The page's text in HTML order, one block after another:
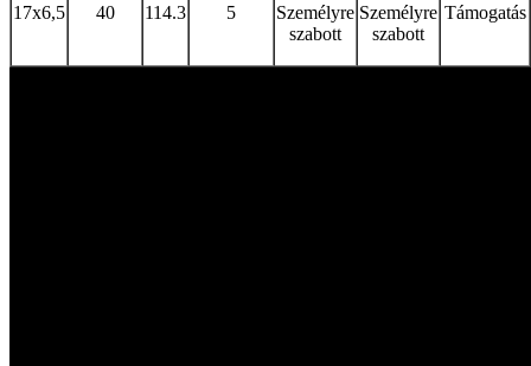
17x6,5 40 114.3 5
Személyre
szabott
Személyre
szabott
Támogatás